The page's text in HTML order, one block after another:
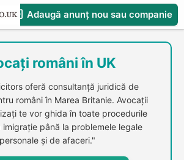
Adaugă anunț nou sau companie
CompaniesS
români în UK
oferă consultanță juridică de
români în Marea Britanie. Avocații
te vor ghida în toate procedurile
imigrație până la problemele legale
personale și de afaceri."